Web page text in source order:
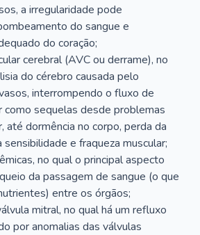
a irregularidade pode
do sangue e
do coração;
cerebral (AVC ou derrame), no
do cérebro causada pelo
interrompendo o fluxo de
como sequelas desde problemas
até dormência no corpo, perda da
sensibilidade e fraqueza muscular;
no qual o principal aspecto
da passagem de sangue (o que
entre os órgãos;
mitral, no qual há um refluxo
por anomalias das válvulas